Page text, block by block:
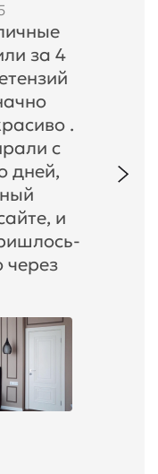
за 4
.
с
дней,
и
через